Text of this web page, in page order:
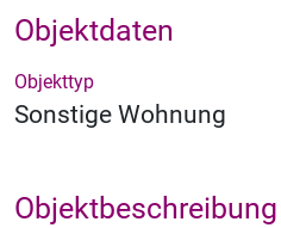
Objektdaten
Objekttyp
Sonstige Wohnung
Objektbeschreibung